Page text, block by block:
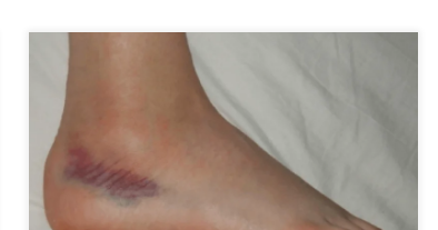
La distorisione di caviglia.Sicuramente la distorsione di
caviglia è la più comune sia nel comune mortale sia
nello sportivo di categoria nella quale è frequente
almeno nel 40% dei casi. Ogni giorno almeno 5000
pazienti vengono colpiti da questo piccolo problema.
Dobbiamo comunque distinguerle dalle banali storte
che non interessano […]